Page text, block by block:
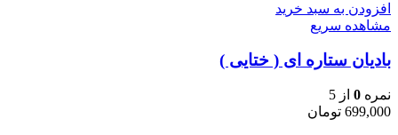
افزودن به سبد خرید
مشاهده سریع
بادیان ستاره ای ( ختایی )
نمره 0 از 5
699,000 تومان